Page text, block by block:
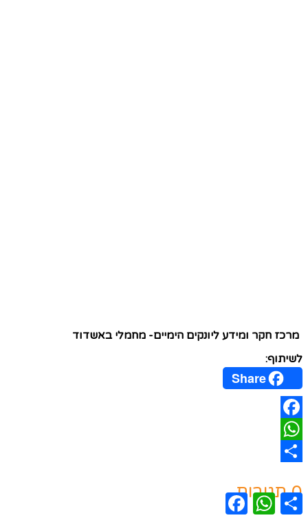
מרכז חקר ומידע ליונקים הימיים- מחמלי באשדוד
לשיתוף:
Share
Facebook
WhatsApp
0 תגובות FacebookWhatsAppShare